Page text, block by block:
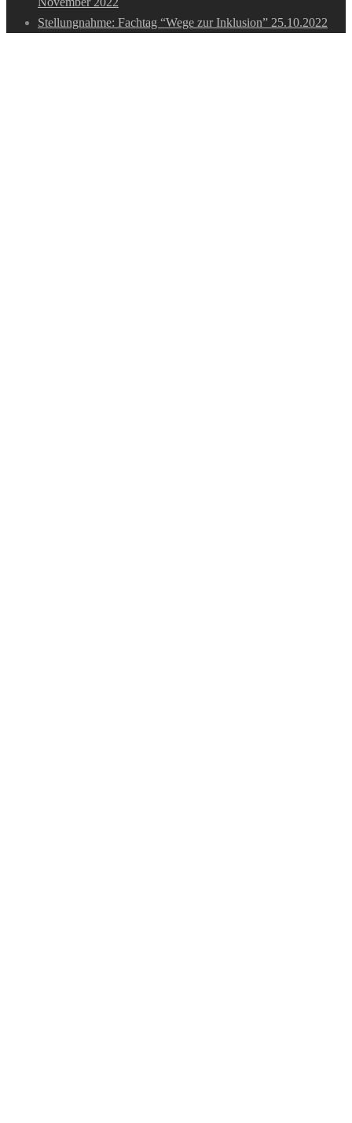
Stellungnahme: Fachtag “Wege zur Inklusion” 25.10.2022